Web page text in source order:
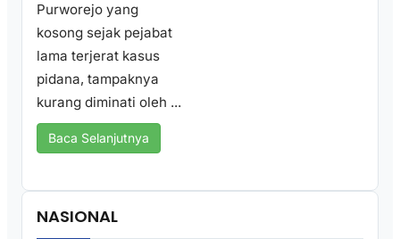
Purworejo yang
kosong sejak pejabat
lama terjerat kasus
pidana, tampaknya
kurang diminati oleh ...
Baca Selanjutnya
NASIONAL